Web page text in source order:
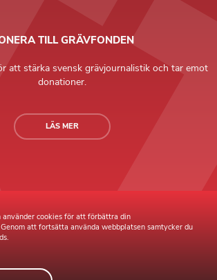
TILL GRÄVFONDEN
att stärka svensk grävjournalistik och tar emot
donationer.
LÄS MER
Journalister © Copyright 2026 |
Easywebpubliceringsverktyg
använder cookies för att förbättra din
att fortsätta använda webbplatsen samtycker du